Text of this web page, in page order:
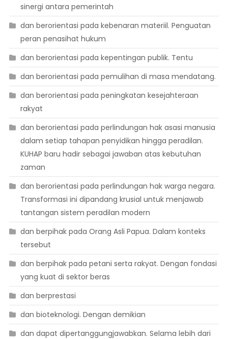
sinergi antara pemerintah
dan berorientasi pada kebenaran materiil. Penguatan
peran penasihat hukum
dan berorientasi pada kepentingan publik. Tentu
dan berorientasi pada pemulihan di masa mendatang.
dan berorientasi pada peningkatan kesejahteraan
rakyat
dan berorientasi pada perlindungan hak asasi manusia
dalam setiap tahapan penyidikan hingga peradilan.
KUHAP baru hadir sebagai jawaban atas kebutuhan
zaman
dan berorientasi pada perlindungan hak warga negara.
Transformasi ini dipandang krusial untuk menjawab
tantangan sistem peradilan modern
dan berpihak pada Orang Asli Papua. Dalam konteks
tersebut
dan berpihak pada petani serta rakyat. Dengan fondasi
yang kuat di sektor beras
dan berprestasi
dan bioteknologi. Dengan demikian
dan dapat dipertanggungjawabkan. Selama lebih dari